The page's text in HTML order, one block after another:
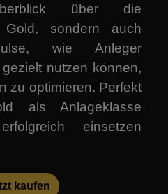
über die
sondern auch
wie Anleger
nutzen können,
zu optimieren. Perfekt
als Anlageklasse
einsetzen
kaufen